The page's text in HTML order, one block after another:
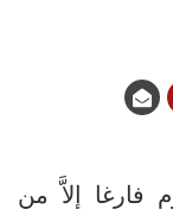
فارغا إلاَّ من